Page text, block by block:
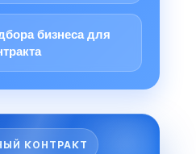
бизнеса для
КОНТРАКТ